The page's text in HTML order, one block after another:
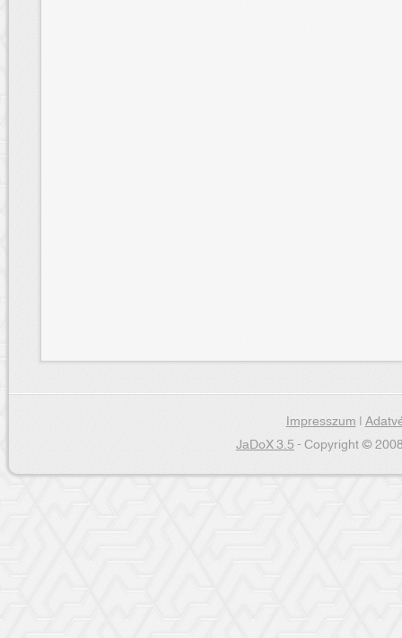
Impresszum|
JaDoX 3.5- Copyright ©